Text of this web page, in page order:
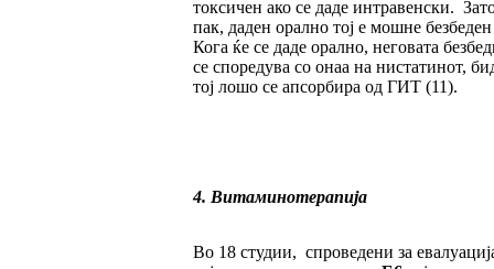
токсичен ако се даде интравенски.
пак, даден орално тој е мошне
Кога ќе се даде орално, неговата
се споредува со онаа на нистатинот,
тој лошо се апсорбира од ГИТ (11).
4. Витаминотерапија
Во 18 студии, спроведени за